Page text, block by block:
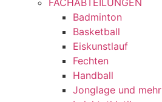
FACHABTEILUNGEN
Badminton
Basketball
Eiskunstlauf
Fechten
Handball
Jonglage und mehr